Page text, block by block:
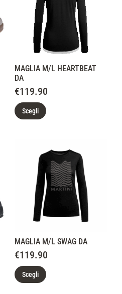
MAGLIA M/L HEARTBEAT
DA
€119.90
Scegli
MAGLIA M/L SWAG DA
€119.90
Scegli